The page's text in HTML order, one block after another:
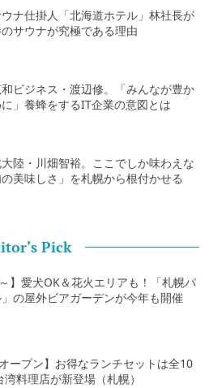
ナ仕掛人「北海道ホテル」林社長が
サウナが究極である理由
ビジネス・渡辺修。「みんなが豊か
」養蜂をするIT企業の意図とは
陸・川畑智裕。ここでしか味わえな
美味しさ」を札幌から根付かせる
Pick
】愛犬OK＆花火エリアも！「札幌パ
の屋外ビアガーデンが今年も開催
オープン】お得なランチセットは全10
料理店が新登場（札幌）